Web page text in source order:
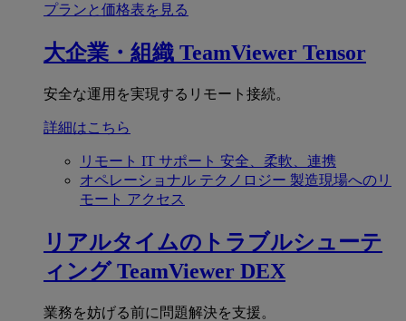
プランと価格表を見る
大企業・組織 TeamViewer Tensor
安全な運用を実現するリモート接続。
詳細はこちら
リモート IT サポート 安全、柔軟、連携
オペレーショナル テクノロジー 製造現場へのリ
モート アクセス
リアルタイムのトラブルシューテ
ィング TeamViewer DEX
業務を妨げる前に問題解決を支援。